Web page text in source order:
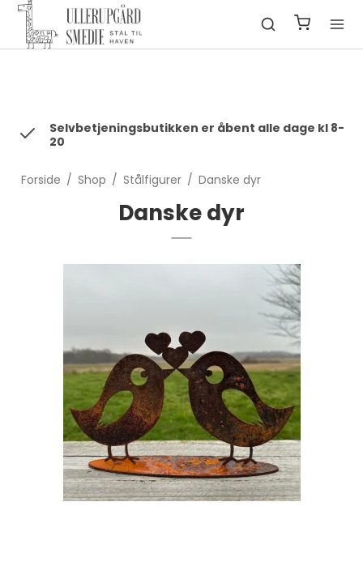
fbq('init', '1322550991547406', { em: 'email@email.com', //
Values will be hashed automatically by the pixel using SHA-256
ph: '1234567890', ... });
Selvbetjeningsbutikken er åbent alle dage kl 8-
20
Forside / Shop / Stålfigurer / Danske dyr
Danske dyr